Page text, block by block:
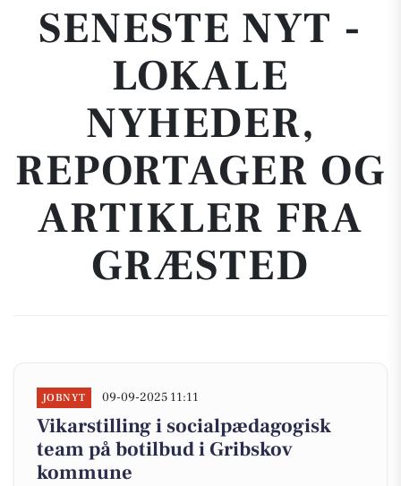
SENESTE NYT -
LOKALE
NYHEDER,
REPORTAGER OG
ARTIKLER FRA
GRÆSTED
JOBNYT 09-09-2025 11:11
Vikarstilling i socialpædagogisk
team på botilbud i Gribskov
kommune